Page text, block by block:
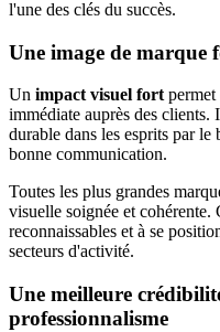
l'une des clés du succès.
Une image de marque
Un impact visuel fort permet
immédiate auprès des
durable dans les esprits par
bonne communication.
Toutes les plus grandes
visuelle soignée et cohérente.
reconnaissables et à se
secteurs d'activité.
Une meilleure
professionnalisme